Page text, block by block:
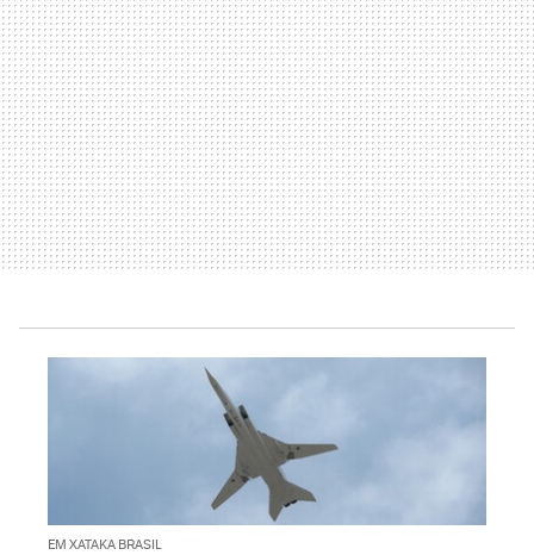
EM XATAKA BRASIL